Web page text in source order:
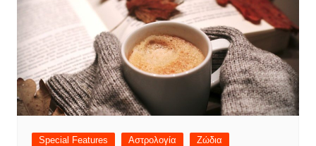
Special Features Αστρολογία Ζώδια